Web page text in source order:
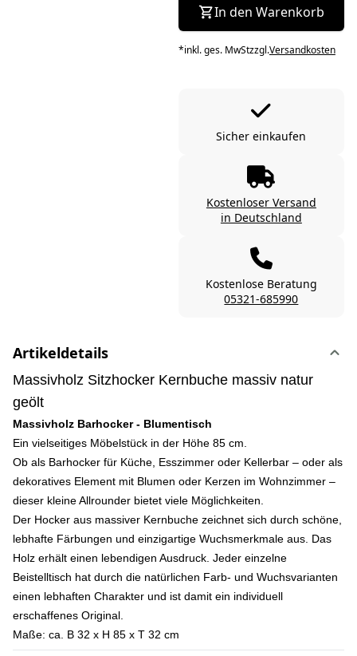
In den Warenkorb
*inkl. ges. MwStzzgl.Versandkosten
Sicher einkaufen
Kostenloser Versand
in Deutschland
Kostenlose Beratung
05321-685990
Artikeldetails
Massivholz Sitzhocker Kernbuche massiv natur
geölt
Massivholz Barhocker - Blumentisch
Ein vielseitiges Möbelstück in der Höhe 85 cm.
Ob als Barhocker für Küche, Esszimmer oder Kellerbar – oder als
dekoratives Element mit Blumen oder Kerzen im Wohnzimmer –
dieser kleine Allrounder bietet viele Möglichkeiten.
Der Hocker aus massiver Kernbuche zeichnet sich durch schöne,
lebhafte Färbungen und einzigartige Wuchsmerkmale aus. Das
Holz erhält einen lebendigen Ausdruck. Jeder einzelne
Beistelltisch hat durch die natürlichen Farb- und Wuchsvarianten
einen lebhaften Charakter und ist damit ein individuell
erschaffenes Original.
Maße: ca. B 32 x H 85 x T 32 cm